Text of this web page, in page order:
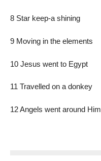
8 Star keep-a shining
9 Moving in the elements
10 Jesus went to Egypt
11 Travelled on a donkey
12 Angels went around Him